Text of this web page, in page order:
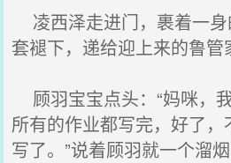
凌西泽走进门，裹着一
套褪下，递给迎上来的鲁管
顾羽宝宝点头：“妈咪，
所有的作业都写完，好了
写了。”说着顾羽就一个溜烟